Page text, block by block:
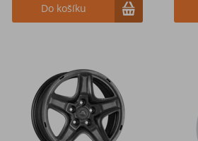
Do košíku